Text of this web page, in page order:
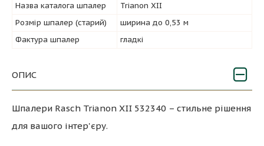
Назва каталога шпалер
Trianon XII
Розмір шпалер (старий)
ширина до 0,53 м
Фактура шпалер
гладкі
ОПИС
Шпалери Rasch Trianon XII 532340 – стильне рішення
для вашого інтер'єру.